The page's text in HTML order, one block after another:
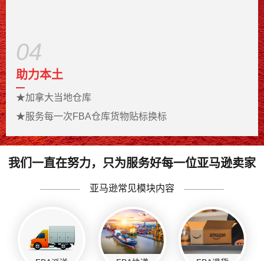
04
助力本土
★加拿大当地仓库
★服务每一次FBA仓库货物贴标换标
我们一直在努力，只为服务好每一位亚马逊卖家
亚马逊常见模块内容